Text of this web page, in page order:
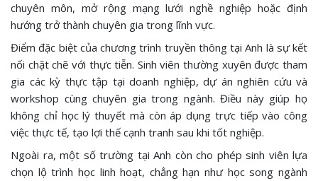
chuyên môn, mở rộng mạng lưới nghề nghiệp hoặc định
hướng trở thành chuyên gia trong lĩnh vực.
Điểm đặc biệt của chương trình truyền thông tại Anh là sự kết
nối chặt chẽ với thực tiễn. Sinh viên thường xuyên được tham
gia các kỳ thực tập tại doanh nghiệp, dự án nghiên cứu và
workshop cùng chuyên gia trong ngành. Điều này giúp họ
không chỉ học lý thuyết mà còn áp dụng trực tiếp vào công
việc thực tế, tạo lợi thế cạnh tranh sau khi tốt nghiệp.
Ngoài ra, một số trường tại Anh còn cho phép sinh viên lựa
chọn lộ trình học linh hoạt, chẳng hạn như học song ngành